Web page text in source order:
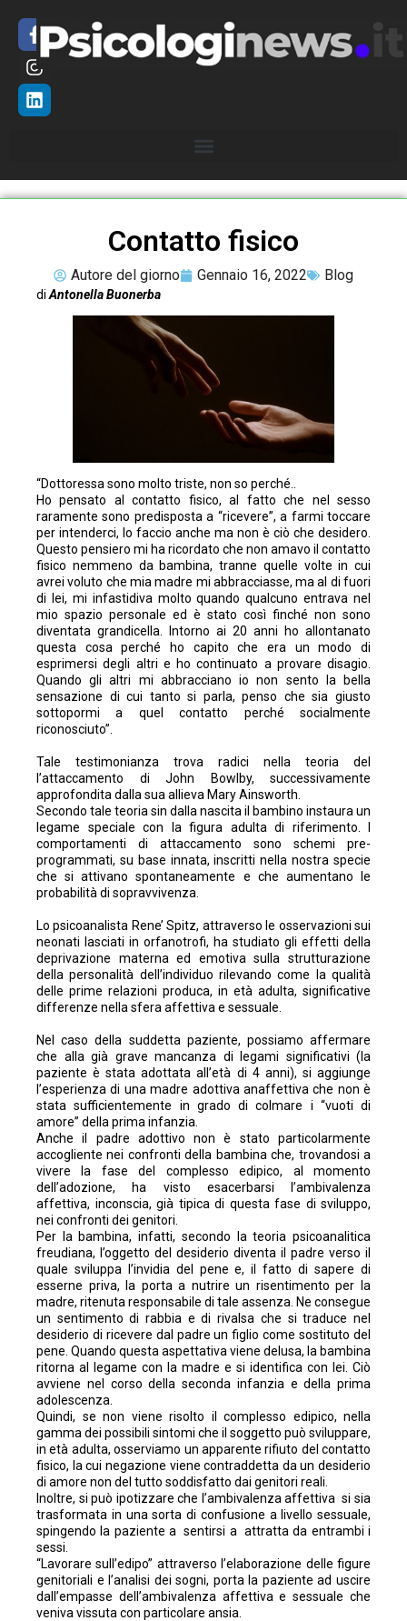
Contatto fisico
Autore del giorno Gennaio 16, 2022 Blog
di Antonella Buonerba
“Dottoressa sono molto triste, non so perché..
Ho pensato al contatto fisico, al fatto che nel sesso
raramente sono predisposta a “ricevere”, a farmi toccare
per intenderci, lo faccio anche ma non è ciò che desidero.
Questo pensiero mi ha ricordato che non amavo il contatto
fisico nemmeno da bambina, tranne quelle volte in cui
avrei voluto che mia madre mi abbracciasse, ma al di fuori
di lei, mi infastidiva molto quando qualcuno entrava nel
mio spazio personale ed è stato così finché non sono
diventata grandicella. Intorno ai 20 anni ho allontanato
questa cosa perché ho capito che era un modo di
esprimersi degli altri e ho continuato a provare disagio.
Quando gli altri mi abbracciano io non sento la bella
sensazione di cui tanto si parla, penso che sia giusto
sottopormi a quel contatto perché socialmente
riconosciuto”.
Tale testimonianza trova radici nella teoria del
l’attaccamento di John Bowlby, successivamente
approfondita dalla sua allieva Mary Ainsworth.
Secondo tale teoria sin dalla nascita il bambino instaura un
legame speciale con la figura adulta di riferimento. I
comportamenti di attaccamento sono schemi pre-
programmati, su base innata, inscritti nella nostra specie
che si attivano spontaneamente e che aumentano le
probabilità di sopravvivenza.
Lo psicoanalista Rene’ Spitz, attraverso le osservazioni sui
neonati lasciati in orfanotrofi, ha studiato gli effetti della
deprivazione materna ed emotiva sulla strutturazione
della personalità dell’individuo rilevando come la qualità
delle prime relazioni produca, in età adulta, significative
differenze nella sfera affettiva e sessuale.
Nel caso della suddetta paziente, possiamo affermare
che alla già grave mancanza di legami significativi (la
paziente è stata adottata all’età di 4 anni), si aggiunge
l’esperienza di una madre adottiva anaffettiva che non è
stata sufficientemente in grado di colmare i “vuoti di
amore” della prima infanzia.
Anche il padre adottivo non è stato particolarmente
accogliente nei confronti della bambina che, trovandosi a
vivere la fase del complesso edipico, al momento
dell’adozione, ha visto esacerbarsi l’ambivalenza
affettiva, inconscia, già tipica di questa fase di sviluppo,
nei confronti dei genitori.
Per la bambina, infatti, secondo la teoria psicoanalitica
freudiana, l’oggetto del desiderio diventa il padre verso il
quale sviluppa l’invidia del pene e, il fatto di sapere di
esserne priva, la porta a nutrire un risentimento per la
madre, ritenuta responsabile di tale assenza. Ne consegue
un sentimento di rabbia e di rivalsa che si traduce nel
desiderio di ricevere dal padre un figlio come sostituto del
pene. Quando questa aspettativa viene delusa, la bambina
ritorna al legame con la madre e si identifica con lei. Ciò
avviene nel corso della seconda infanzia e della prima
adolescenza.
Quindi, se non viene risolto il complesso edipico, nella
gamma dei possibili sintomi che il soggetto può sviluppare,
in età adulta, osserviamo un apparente rifiuto del contatto
fisico, la cui negazione viene contraddetta da un desiderio
di amore non del tutto soddisfatto dai genitori reali.
Inoltre, si può ipotizzare che l’ambivalenza affettiva si sia
trasformata in una sorta di confusione a livello sessuale,
spingendo la paziente a sentirsi a attratta da entrambi i
sessi.
“Lavorare sull’edipo” attraverso l’elaborazione delle figure
genitoriali e l’analisi dei sogni, porta la paziente ad uscire
dall’empasse dell’ambivalenza affettiva e sessuale che
veniva vissuta con particolare ansia.